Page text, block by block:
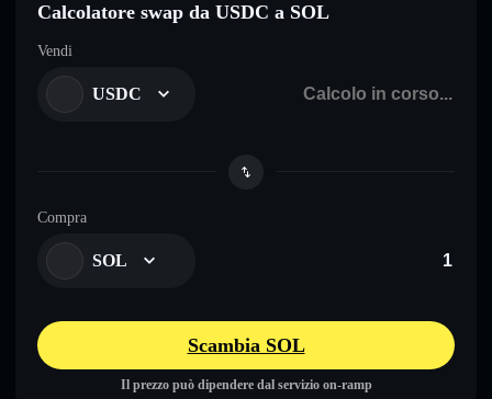
Calcolatore swap da USDC a SOL
Vendi
USDC
Compra
SOL
Scambia SOL
Il prezzo può dipendere dal servizio on-ramp